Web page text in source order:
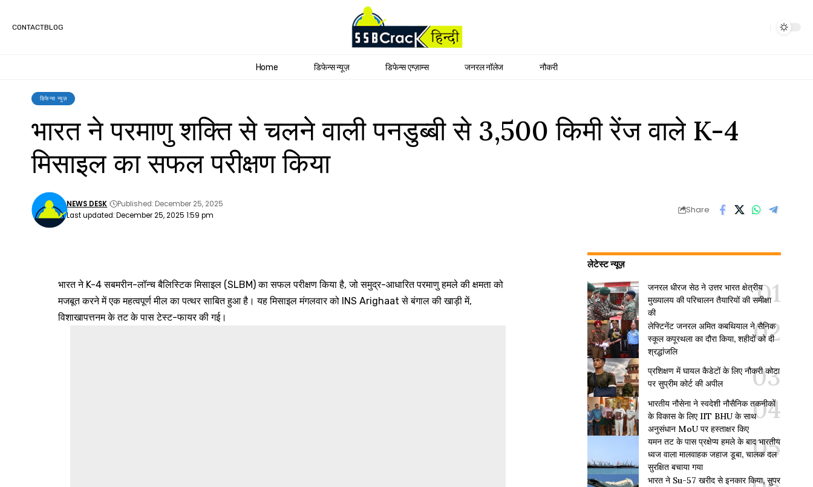
CONTACTBLOG
Home डिफेन्स न्यूज़ डिफेन्स एग्ज़ाम्स जनरल नॉलेज नौकरी
डिफेन्स न्यूज़
भारत ने परमाणु शक्ति से चलने वाली पनडुब्बी से 3,500 किमी रेंज वाले K-4
मिसाइल का सफल परीक्षण किया
Last updated: December 25, 2025 1:59 pm
NEWS DESK Published: December 25, 2025
Share
भारत ने K-4 सबमरीन-लॉन्च बैलिस्टिक मिसाइल (SLBM) का सफल परीक्षण किया है, जो समुद्र-आधारित परमाणु हमले की क्षमता को
मजबूत करने में एक महत्वपूर्ण मील का पत्थर साबित हुआ है। यह मिसाइल मंगलवार को INS Arighaat से बंगाल की खाड़ी में,
विशाखापत्तनम के तट के पास टेस्ट-फायर की गई।
लेटेस्ट न्यूज़
जनरल धीरज सेठ ने उत्तर भारत क्षेत्रीय
मुख्यालय की परिचालन तैयारियों की समीक्षा
की
लेफ्टिनेंट जनरल अमित कबथियाल ने सैनिक
स्कूल कपूरथला का दौरा किया, शहीदों को दी
श्रद्धांजलि
प्रशिक्षण में घायल कैडेटों के लिए नौकरी कोटा
पर सुप्रीम कोर्ट की अपील
भारतीय नौसेना ने स्वदेशी नौसैनिक तकनीकों
के विकास के लिए IIT BHU के साथ
अनुसंधान MoU पर हस्ताक्षर किए
यमन तट के पास प्रक्षेप्य हमले के बाद भारतीय
ध्वज वाला मालवाहक जहाज डूबा, चालक दल
सुरक्षित बचाया गया
भारत ने Su-57 खरीद से इनकार किया, सुपर